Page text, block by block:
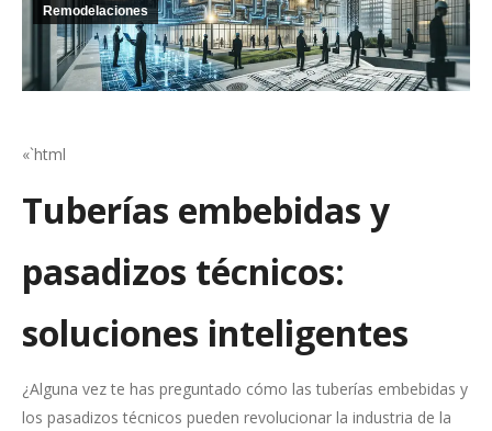
Remodelaciones
«`html
Tuberías embebidas y
pasadizos técnicos:
soluciones inteligentes
¿Alguna vez te has preguntado cómo las tuberías embebidas y
los pasadizos técnicos pueden revolucionar la industria de la